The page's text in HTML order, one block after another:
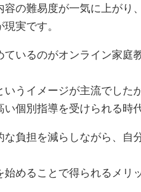
の難易度が一気に上がり
実です。
いるのがオンライン家庭
うイメージが主流でした
個別指導を受けられる時
負担を減らしながら、自
めることで得られるメリ